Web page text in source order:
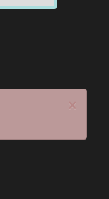
×